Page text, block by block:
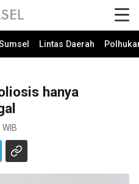
Lintas Daerah
hanya